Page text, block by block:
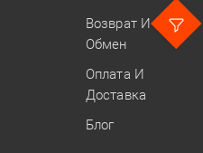
Возврат И
Обмен
Оплата И
Доставка
Блог